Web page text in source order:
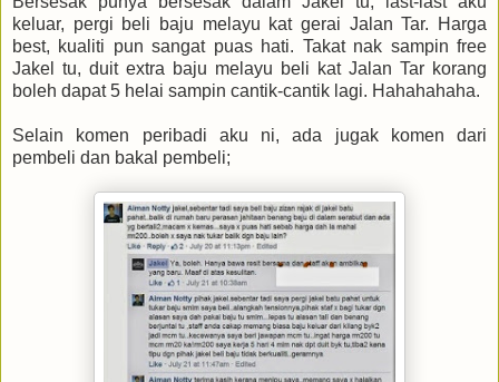
keluar, pergi beli baju melayu kat gerai Jalan Tar. Harga
best, kualiti pun sangat puas hati. Takat nak sampin free
Jakel tu, duit extra baju melayu beli kat Jalan Tar korang
boleh dapat 5 helai sampin cantik-cantik lagi. Hahahahaha.
Selain komen peribadi aku ni, ada jugak komen dari
pembeli dan bakal pembeli;